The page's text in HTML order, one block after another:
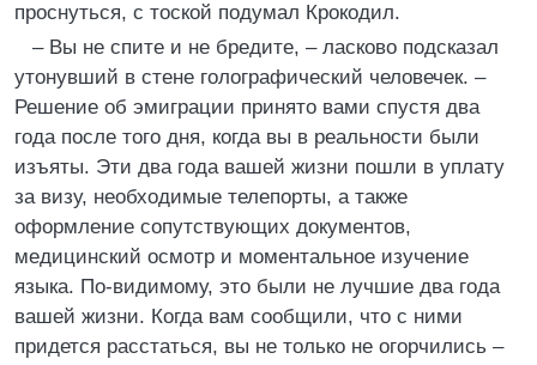
проснуться, с тоской подумал Крокодил.
– Вы не спите и не бредите, – ласково подсказал
утонувший в стене голографический человечек. –
Решение об эмиграции принято вами спустя два
года после того дня, когда вы в реальности были
изъяты. Эти два года вашей жизни пошли в уплату
за визу, необходимые телепорты, а также
оформление сопутствующих документов,
медицинский осмотр и моментальное изучение
языка. По-видимому, это были не лучшие два года
вашей жизни. Когда вам сообщили, что с ними
придется расстаться, вы не только не огорчились –